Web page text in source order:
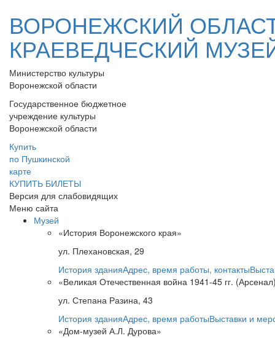
ВОРОНЕЖСКИЙ
КРАЕВЕДЧЕСКИЙ
Министерство культуры
Воронежской области
Государственное бюджетное
учреждение культуры
Воронежской области
Купить
по Пушкинской
карте
КУПИТЬ БИЛЕТЫ
Версия для слабовидящих
Меню сайта
Музей
«История Воронежского края»
ул. Плехановская, 29
История зданияАдрес, время работы, контакты
«Великая Отечественная война 1941-45 гг.
ул. Степана Разина, 43
История зданияАдрес, время работыВыставки и
«Дом-музей А.Л. Дурова»